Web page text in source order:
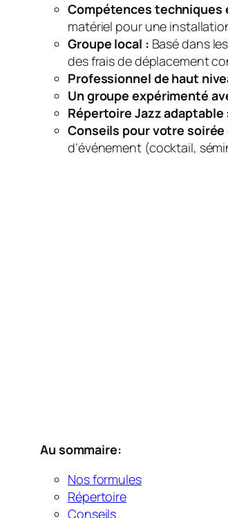
Compétences techniques
matériel pour une
Groupe local : Basé dans
des frais de déplacement
Professionnel de haut
Un groupe expérimenté
Répertoire Jazz adaptable
Conseils pour votre
d’événement (cocktail,
Au sommaire:
Nos formules
Répertoire
Conseils